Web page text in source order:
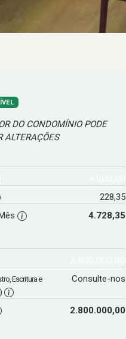
DO CONDOMÍNIO PODE
ALTERAÇÕES
228,35
4.728,35
Escritura e
Consulte-nos
2.800.000,00